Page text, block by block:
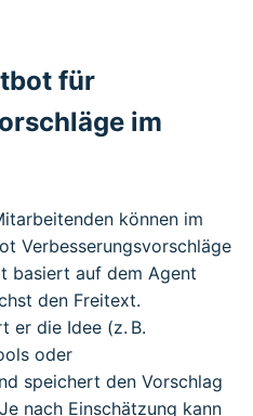
für
im
können im
Verbesserungsvorschläge
basiert auf dem Agent
den Freitext.
er die Idee (z. B.
oder
speichert den Vorschlag
nach Einschätzung kann